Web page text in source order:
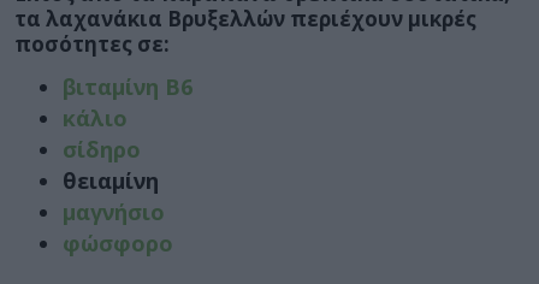
τα λαχανάκια Βρυξελλών περιέχουν μικρές
ποσότητες σε:
βιταμίνη Β6
κάλιο
σίδηρο
θειαμίνη
μαγνήσιο
φώσφορο